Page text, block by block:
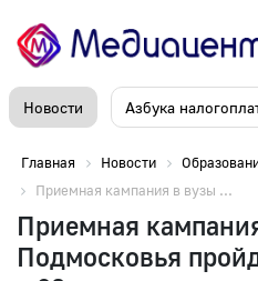
Новости Азбука
Главная Новости
Приемная кампания в вузы ...
Приемная
Подмосковья